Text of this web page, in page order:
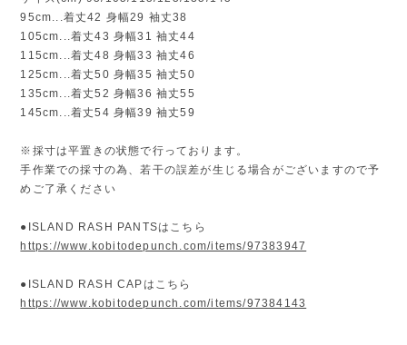
95cm...着丈42 身幅29 袖丈38
105cm...着丈43 身幅31 袖丈44
115cm...着丈48 身幅33 袖丈46
125cm...着丈50 身幅35 袖丈50
135cm...着丈52 身幅36 袖丈55
145cm...着丈54 身幅39 袖丈59
※採寸は平置きの状態で行っております。
手作業での採寸の為、若干の誤差が生じる場合がございますので予
めご了承ください
●ISLAND RASH PANTSはこちら
https://www.kobitodepunch.com/items/97383947
●ISLAND RASH CAPはこちら
https://www.kobitodepunch.com/items/97384143